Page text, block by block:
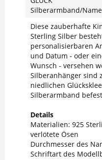
Silberarmband/
Diese zauberhafte
Sterling Silber
personalisierbaren
und Datum - oder
Wunsch - versehen
Silberanhänger sind
niedlichen
Silberarmband
Details
Materialien: 925
verlötete Ösen
Durchmesser des
Schriftart des